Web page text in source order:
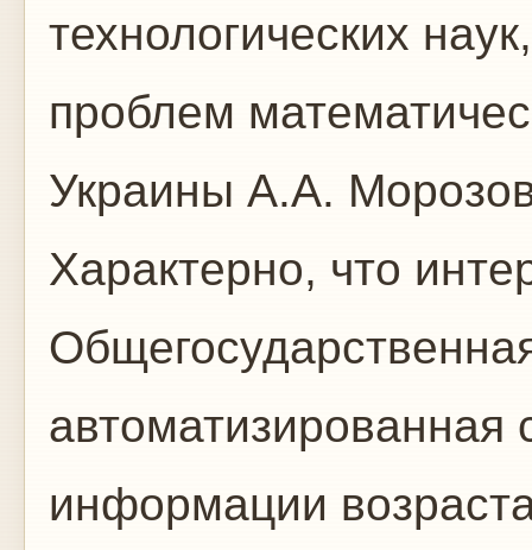
технологических
проблем
Украины А.А.
Характерно, что
автоматизированная
информации